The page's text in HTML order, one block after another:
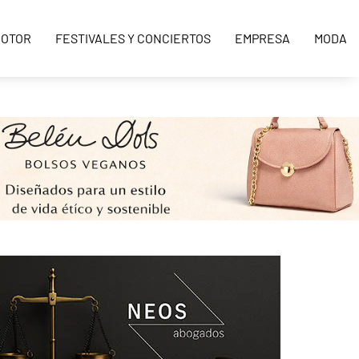
FESTIVALES Y CONCIERTOS EMPRESA MODA